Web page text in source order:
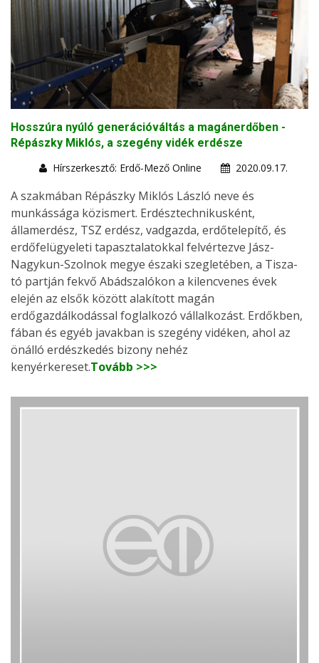
Hosszúra nyúló generációváltás a magánerdőben -
Répászky Miklós, a szegény vidék erdésze
Hírszerkesztő: Erdő-Mező Online
2020.09.17.
A szakmában Répászky Miklós László neve és
munkássága közismert. Erdésztechnikusként,
államerdész, TSZ erdész, vadgazda, erdőtelepítő, és
erdőfelügyeleti tapasztalatokkal felvértezve Jász-
Nagykun-Szolnok megye északi szegletében, a Tisza-
tó partján fekvő Abádszalókon a kilencvenes évek
elején az elsők között alakított magán
erdőgazdálkodással foglalkozó vállalkozást. Erdőkben,
fában és egyéb javakban is szegény vidéken, ahol az
önálló erdészkedés bizony nehéz
kenyérkereset.Tovább >>>